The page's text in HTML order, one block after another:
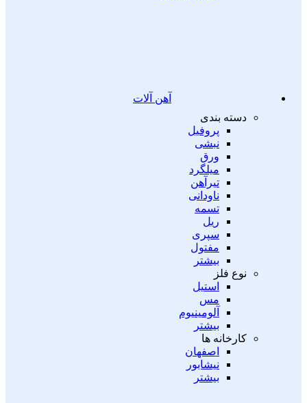
آهن آلات
دسته بندی
پروفیل
نبشی
ورق
میلگرد
تیرآهن
ناودانی
تسمه
ریل
سپری
مفتول
بیشتر
نوع فلز
استیل
مس
آلومینیوم
بیشتر
کارخانه ها
اصفهان
نیشابور
بیشتر